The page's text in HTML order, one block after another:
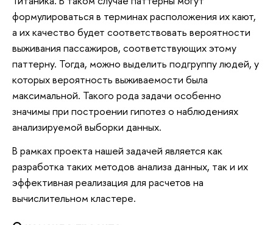
формулироваться в терминах расположения их кают,
а их качество будет соответствовать вероятности
выживания пассажиров, соответствующих этому
паттерну. Тогда, можно выделить подгруппу людей, у
которых вероятность выживаемости была
максимальной. Такого рода задачи особенно
значимы при построении гипотез о наблюдениях
анализируемой выборки данных.
В рамках проекта нашей задачей является как
разработка таких методов анализа данных, так и их
эффективная реализация для расчетов на
вычислительном кластере.